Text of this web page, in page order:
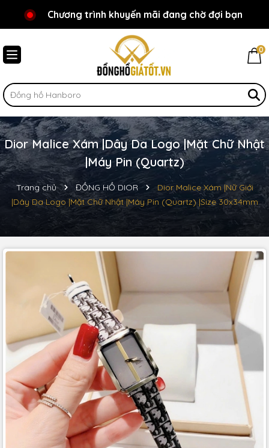
Chào mừng bạn đến với Đồnghồgiátốt.vn!
Chương trình khuyến mãi đang chờ đợi bạn
0
Dior Malice Xám |Dây Da Logo |Mặt Chữ Nhật
|Máy Pin (Quartz)
Trang chủ ĐỒNG HỒ DIOR
Dior Malice Xám |Nữ Giới
|Dây Da Logo |Mặt Chữ Nhật |Máy Pin (Quartz) |Size 30x34mm